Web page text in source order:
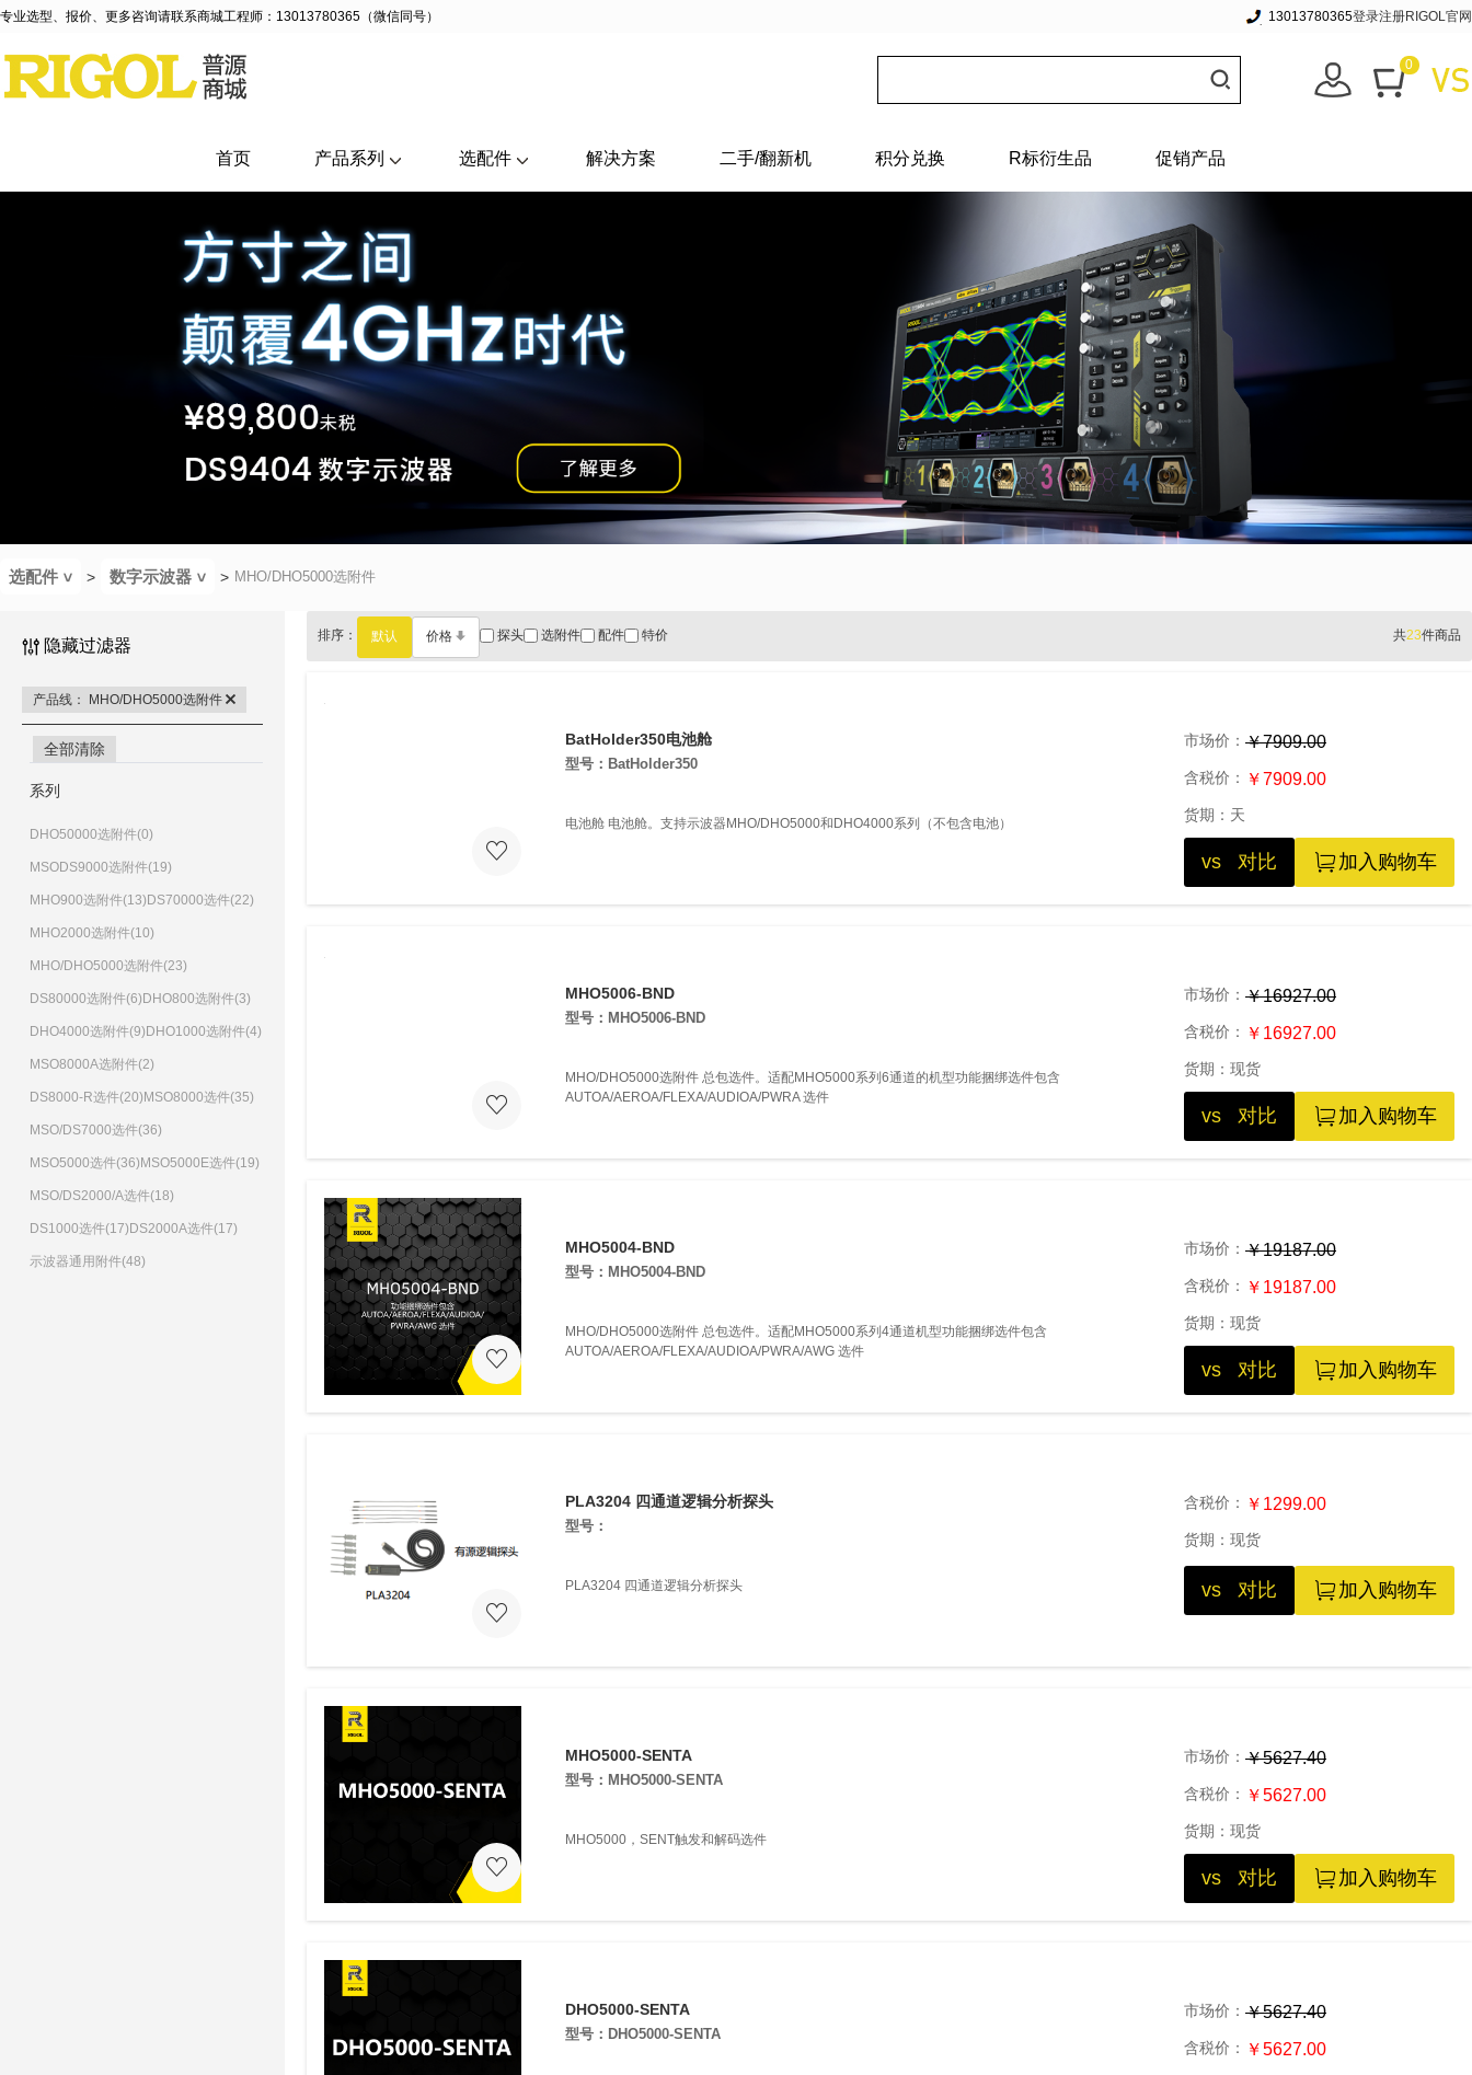
专业选型、报价、更多咨询请联系商城工程师：13013780365（微信同号） 13013780365登录注册RIGOL官网
0
首页 产品系列 选配件 解决方案 二手/翻新机 积分兑换 R标衍生品 促销产品
选配件 > 数字示波器 > MHO/DHO5000选附件
隐藏过滤器
产品线： MHO/DHO5000选附件
全部清除
系列
DHO50000选附件(0)
MSODS9000选附件(19)
MHO900选附件(13)DS70000选件(22)
MHO2000选附件(10)
MHO/DHO5000选附件(23)
DS80000选附件(6)DHO800选附件(3)
DHO4000选附件(9)DHO1000选附件(4)
MSO8000A选附件(2)
DS8000-R选件(20)MSO8000选件(35)
MSO/DS7000选件(36)
MSO5000选件(36)MSO5000E选件(19)
MSO/DS2000/A选件(18)
DS1000选件(17)DS2000A选件(17)
示波器通用附件(48)
排序： 默认 价格 探头 选附件 配件 特价 共23件商品
BatHolder350电池舱
型号：BatHolder350
电池舱 电池舱。支持示波器MHO/DHO5000和DHO4000系列（不包含电池）
市场价： ￥7909.00
含税价： ￥7909.00
货期： 天
vs 对比 加入购物车
MHO5006-BND
型号：MHO5006-BND
MHO/DHO5000选附件 总包选件。适配MHO5000系列6通道的机型功能捆绑选件包含
AUTOA/AEROA/FLEXA/AUDIOA/PWRA 选件
市场价： ￥16927.00
含税价： ￥16927.00
货期： 现货
vs 对比 加入购物车
MHO5004-BND
型号：MHO5004-BND
MHO/DHO5000选附件 总包选件。适配MHO5000系列4通道机型功能捆绑选件包含
AUTOA/AEROA/FLEXA/AUDIOA/PWRA/AWG 选件
市场价： ￥19187.00
含税价： ￥19187.00
货期： 现货
vs 对比 加入购物车
PLA3204 四通道逻辑分析探头
型号：
PLA3204 四通道逻辑分析探头
含税价： ￥1299.00
货期： 现货
vs 对比 加入购物车
MHO5000-SENTA
型号：MHO5000-SENTA
MHO5000，SENT触发和解码选件
市场价： ￥5627.40
含税价： ￥5627.00
货期： 现货
vs 对比 加入购物车
DHO5000-SENTA
型号：DHO5000-SENTA
市场价： ￥5627.40
含税价： ￥5627.00